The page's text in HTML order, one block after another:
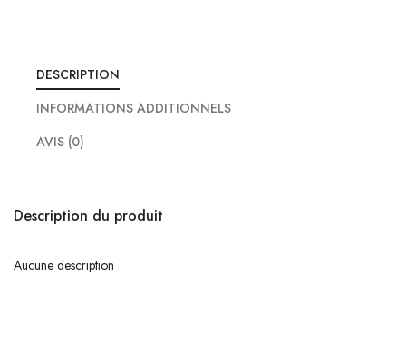
DESCRIPTION
INFORMATIONS ADDITIONNELS
AVIS (0)
Description du produit
Aucune description